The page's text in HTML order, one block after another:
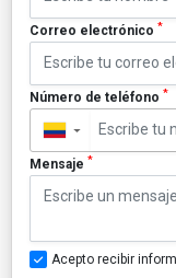
Correo electrónico *
Número de teléfono *
▼
Mensaje *
Acepto recibir